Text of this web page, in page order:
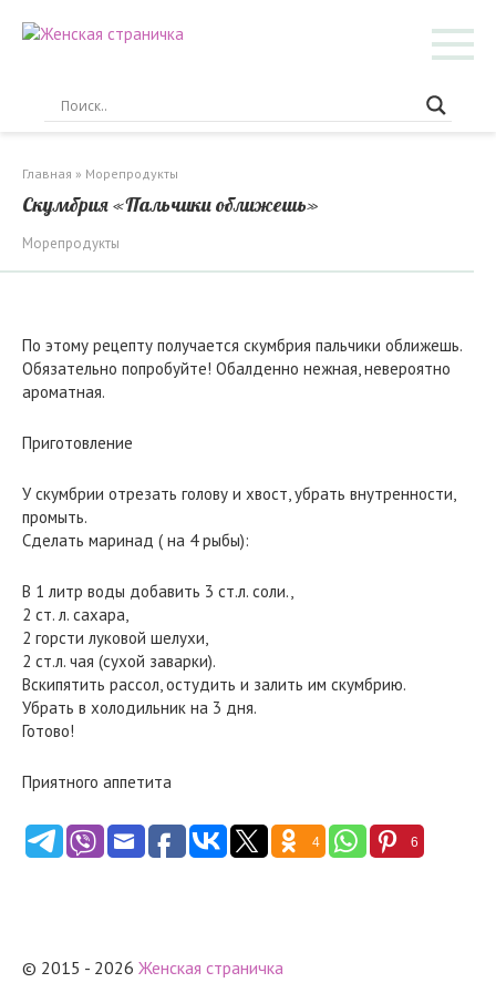
Главная » Морепродукты
Скумбрия «Пальчики оближешь»
Морепродукты
По этому рецепту получается скумбрия пальчики оближешь.
Обязательно попробуйте! Обалденно нежная, невероятно
ароматная.
Приготовление
У скумбрии отрезать голову и хвост, убрать внутренности,
промыть.
Сделать маринад ( на 4 рыбы):
В 1 литр воды добавить 3 ст.л. соли.,
2 ст. л. сахара,
2 горсти луковой шелухи,
2 ст.л. чая (сухой заварки).
Вскипятить рассол, остудить и залить им скумбрию.
Убрать в холодильник на 3 дня.
Готово!
Приятного аппетита
4 6
© 2015 - 2026 Женская страничка